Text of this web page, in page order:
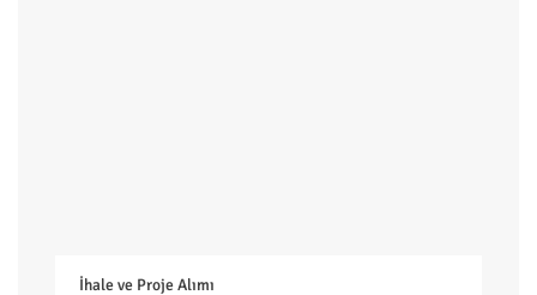
İhale ve Proje Alımı